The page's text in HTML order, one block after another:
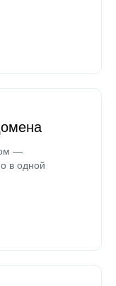
—
в одной